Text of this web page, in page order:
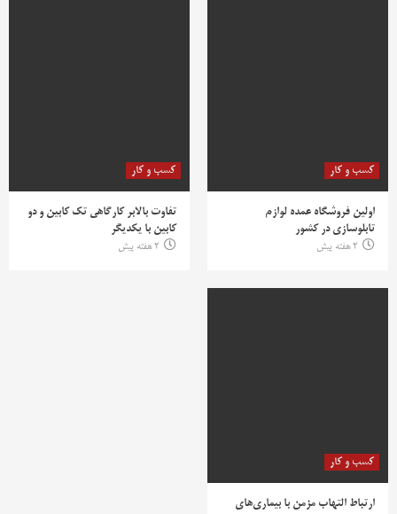
کسب و کار
اولین فروشگاه عمده لوازم
تابلوسازی در کشور
2 هفته پیش
کسب و کار
تفاوت بالابر کارگاهی تک کابین و دو
کابین با یکدیگر
2 هفته پیش
کسب و کار
ارتباط التهاب مزمن با بیماری‌های